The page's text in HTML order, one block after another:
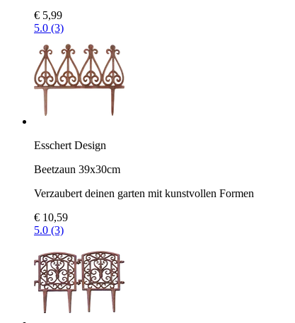
€ 5,99
5.0 (3)
Esschert Design
Beetzaun 39x30cm
Verzaubert deinen garten mit kunstvollen Formen
€ 10,59
5.0 (3)